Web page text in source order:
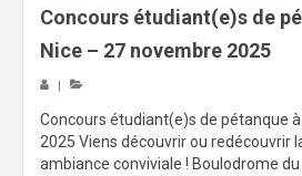
Concours étudiant(e)s de
Nice – 27 novembre 2025
|
Concours étudiant(e)s de pétanque
2025 Viens découvrir ou redécouvrir
ambiance conviviale ! Boulodrome